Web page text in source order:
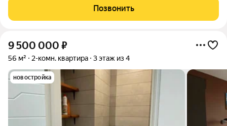
ОБЩЕСТВЕННОГО ТРАНСПОРТА И ПЕШЕХОДНОЙ ЗОНОЙ.
ТАК ЖЕ ПЛАНИРУЕТСЯ ОТКРЫТИЕ НЕСКОЛЬКИХ СТАНЦИЙ
Позвонить
9 500 000 ₽
56 м² 2-комн. квартира 3 этаж из 4
новостройка